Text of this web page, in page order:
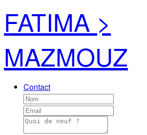
FATIMA >
MAZMOUZ
Contact